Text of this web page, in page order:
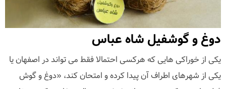
دوغ و گوشفیل شاه عباس
یکی از خوراکی هایی که هرکسی احتمالا فقط می تواند در اصفهان یا
یکی از شهرهای اطراف آن پیدا کرده و امتحان کند، «دوغ و گوش